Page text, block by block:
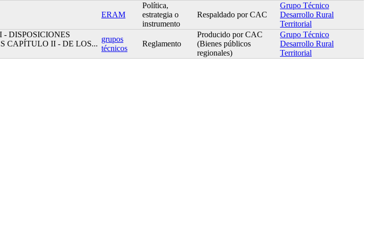
ERAM
Política,
estrategia o
instrumento
Respaldado por CAC
Grupo Técnico
Desarrollo Rural
Territorial
DISPOSICIONES
CAPÍTULO II - DE LOS...
grupos
técnicos
Reglamento
Producido por CAC
(Bienes públicos
regionales)
Grupo Técnico
Desarrollo Rural
Territorial